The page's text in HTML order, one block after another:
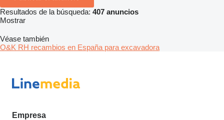
Resultados de la búsqueda: 407 anuncios
Mostrar
Véase también
O&K RH recambios en España para excavadora
Empresa